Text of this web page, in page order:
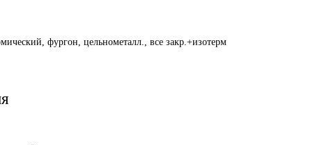
фургон, цельнометалл., все закр.+изотерм